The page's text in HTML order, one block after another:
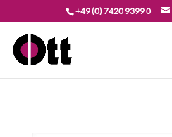
+49 (0) 7420 9399 0